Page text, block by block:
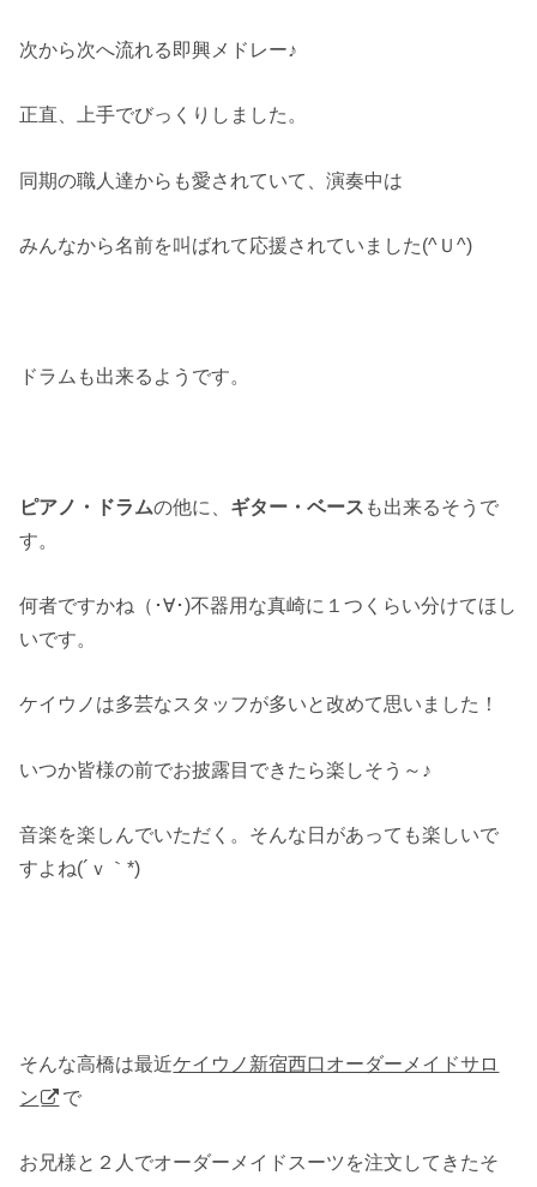
次から次へ流れる即興メドレー♪
正直、上手でびっくりしました。
同期の職人達からも愛されていて、演奏中は
みんなから名前を叫ばれて応援されていました(^Ｕ^)
ドラムも出来るようです。
ピアノ・ドラムの他に、 ギター・ベース も出来るそうで
す。
何者ですかね（･∀･)不器用な真崎に１つくらい分けてほし
いです。
ケイウノは多芸なスタッフが多いと改めて思いました！
いつか皆様の前でお披露目できたら楽しそう～♪
音楽を楽しんでいただく。そんな日があっても楽しいで
すよね(´ｖ｀*)
そんな高橋は最近ケイウノ新宿西口オーダーメイドサロ
ン
で
お兄様と２人でオーダーメイドスーツを注文してきたそ